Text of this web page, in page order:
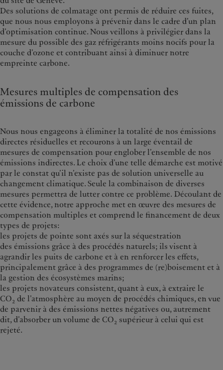
Des solutions de colmatage ont permis de réduire ces fuites,
que nous nous employons à prévenir dans le cadre d’un plan
d’optimisation continue. Nous veillons à privilégier dans la
mesure du possible des gaz réfrigérants moins nocifs pour la
couche d’ozone et contribuant ainsi à diminuer notre
empreinte carbone.
Mesures multiples de compensation des
émissions de carbone
Nous nous engageons à éliminer la totalité de nos émissions
directes résiduelles et recourons à un large éventail de
mesures de compensation pour englober l’ensemble de nos
émissions indirectes. Le choix d’une telle démarche est motivé
par le constat qu’il n’existe pas de solution universelle au
changement climatique. Seule la combinaison de diverses
mesures permettra de lutter contre ce problème. Découlant de
cette évidence, notre approche met en œuvre des mesures de
compensation multiples et comprend le financement de deux
types de projets:
les projets de pointe sont axés sur la séquestration
des émissions grâce à des procédés naturels; ils visent à
agrandir les puits de carbone et à en renforcer les effets,
principalement grâce à des programmes de (re)boisement et à
la gestion des écosystèmes marins;
les projets novateurs consistent, quant à eux, à extraire le
CO2 de l’atmosphère au moyen de procédés chimiques, en vue
de parvenir à des émissions nettes négatives ou, autrement
dit, d’absorber un volume de CO2 supérieur à celui qui est
rejeté.